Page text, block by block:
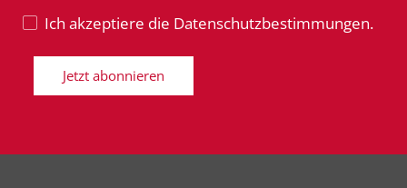
Ich akzeptiere die Datenschutzbestimmungen.
Jetzt abonnieren